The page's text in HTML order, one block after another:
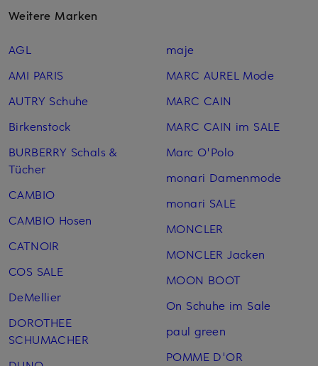
Weitere Marken
AGL
AMI PARIS
AUTRY Schuhe
Birkenstock
BURBERRY Schals &
Tücher
CAMBIO
CAMBIO Hosen
CATNOIR
COS SALE
DeMellier
DOROTHEE
SCHUMACHER
maje
MARC AUREL Mode
MARC CAIN
MARC CAIN im SALE
Marc O'Polo
monari Damenmode
monari SALE
MONCLER
MONCLER Jacken
MOON BOOT
On Schuhe im Sale
paul green
POMME D'OR